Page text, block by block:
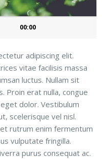
00:00
adipiscing elit.
vitae facilisis massa
luctus. Nullam sit
Proin erat nulla, congue
dolor. Vestibulum
scelerisque vel nisl.
rutrum enim fermentum
vulputate fringilla.
purus consequat ac.